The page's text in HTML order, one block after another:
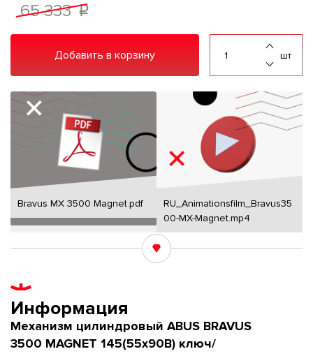
65 333 p
Добавить в корзину шт
Bravus MX 3500 Magnet.pdf
RU_Animationsfilm_Bravus35
00-MX-Magnet.mp4
Информация
Механизм цилиндровый ABUS BRAVUS
3500 MAGNET 145(55x90В) ключ/